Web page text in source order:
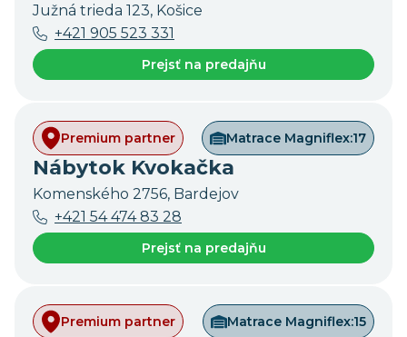
Južná trieda 123, Košice
+421 905 523 331
Prejsť na predajňu
Premium partner Matrace Magniflex:17
Nábytok Kvokačka
Komenského 2756, Bardejov
+421 54 474 83 28
Prejsť na predajňu
Premium partner Matrace Magniflex:15